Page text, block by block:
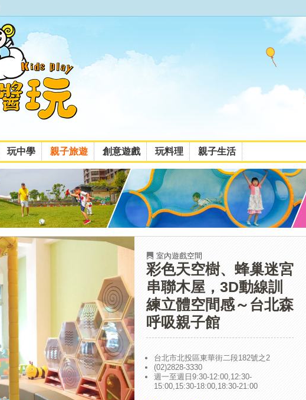
玩中學 親子旅遊 創意遊戲 玩料理 親子生活
室內遊戲空間
彩色天空樹、蜂巢迷宮
串聯木屋，3D動線訓
練立體空間感～台北森
呼吸親子館
台北市北投區東華街二段182號之2
(02)2828-3330
週一至週日9:30-12:00,12:30-
15:00,15:30-18:00,18:30-21:00